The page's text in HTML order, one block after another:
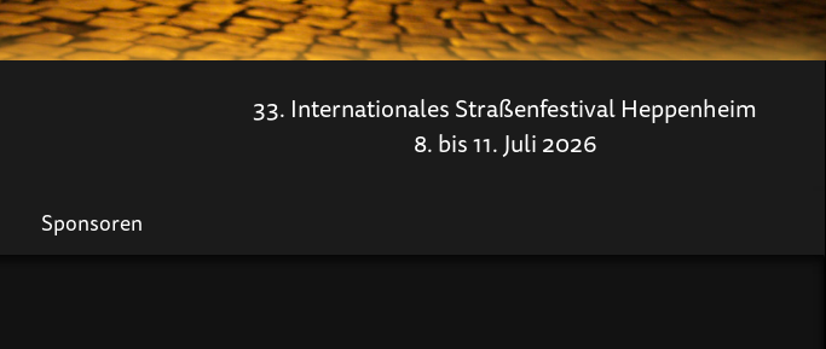
33. Internationales Straßenfestival Heppenheim
8. bis 11. Juli 2026
Sponsoren